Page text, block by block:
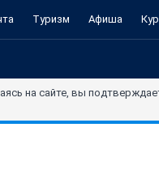
Туризм Афиша
на сайте, вы